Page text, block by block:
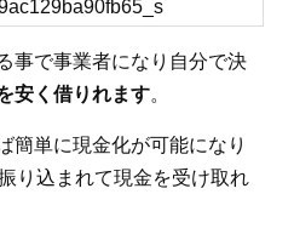
事で事業者になり自分で決
安く借りれます。
簡単に現金化が可能になり
り込まれて現金を受け取れ